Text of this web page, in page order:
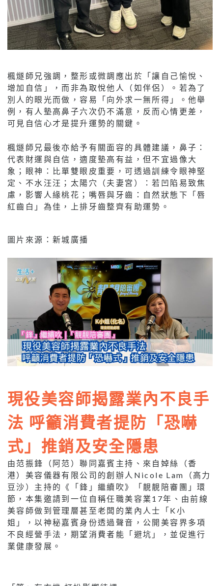
楓燧師兄強調，整形或微調應出於「讓自己愉悅、
增加自信」，而非為取悅他人（如伴侶）。若為了
別人的眼光而做，容易「向外求一無所得」。他舉
例，有人墊高鼻子六次仍不滿意，反而心情更差，
可見自信心才是提升運勢的關鍵。
楓燧師兄最後亦給予有關面容的具體建議，鼻子：
代表財運與自信，適度墊高有益，但不宜過像大
象；眼神：比單雙眼皮重要，可透過訓練令眼神堅
定、不水汪汪；太陽穴（夫妻宮）：若凹陷易致焦
慮，影響人緣桃花；嘴唇與牙齒：自然狀態下「唇
紅齒白」為佳，上排牙齒整齊有助運勢。
圖片來源：新城廣播
現役美容師揭露業內不良手
法 呼籲消費者提防「恐嚇
式」推銷及安全隱患
由范振鋒（阿范）聯同嘉賓主持、來自婥絲（香
港）美容儀器有限公司的創辦人Nicole Lam（高力
豆沙）主持的《「鋒」繼續吹》「靚靚陪審團」環
節，本集邀請到一位自稱任職美容業17年、由前線
美容師做到管理層甚至老闆的業內人士「K小
姐」，以神秘嘉賓身份透過聲音，公開美容界多項
不良經營手法，期望消費者能「避坑」，並促進行
業健康發展。